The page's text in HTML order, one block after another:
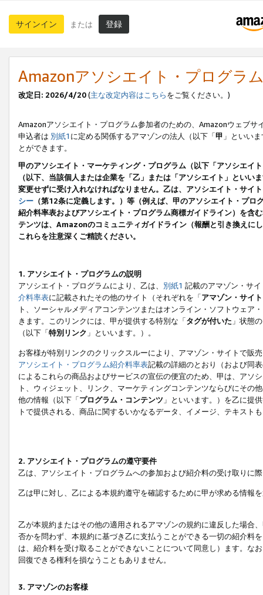
サインイン または 登録
Amazonアソシエイト・プログラ
改定日: 2026/4/20(主な改定内容はこちらをご覧ください。)
Amazonアソシエイト・プログラム参加者のための、Amazonウェブサ
申込者は 別紙1 に定める関係するアマゾンの法人（以下「甲 」といい
とができます。
甲のアソシエイト・マーケティング・プログラム（以下「アソシエイ
（以下、当該個人または企業を「乙」または「アソシエイト」とい
変更せずに受け入れなければなりません。乙は、アソシエイト・サイ
シー （第12条に定義します。）等（例えば、甲のアソシエイト・プ
紹介料率表およびアソシエイト・プログラム商標ガイドライン）を
テンツは、Amazonのコミュニティガイドライン（報酬と引き換えに
これらを注意深くご精読ください。
1. アソシエイト・プログラムの説明
アソシエイト・プログラムにより、乙は、 別紙1 記載のアマゾン・サ
介料率表に記載されたその他のサイト（それぞれを「アマゾン・サイト
ト、ソーシャルメディアコンテンツまたはオンライン・ソフトウェア
きます。このリンクには、甲が提供する特別な「タグが付いた 」状態
（以下「特別リンク 」といいます。）。
お客様が特別リンクのクリックスルーにより、アマゾン・サイトで販
アソシエイト・プログラム紹介料率表記載の詳細のとおり（および同
によるこれらの商品およびサービスの宣伝の便宜のため、甲は、アソ
ト、ウィジェット、リンク、マーケティングコンテンツならびにその
他の情報（以下「プログラム・コンテンツ 」といいます。）を乙に提
トで提供される、商品に関するいかなるデータ、イメージ、テキス
2. アソシエイト・プログラムの遵守要件
乙は、アソシエイト・プログラムへの参加および紹介料の受け取りに
乙は甲に対し、乙による本規約遵守を確認するために甲が求める情報
乙が本規約またはその他の適用されるアマゾンの規約に違反した場合
否かを問わず、本規約に基づき乙に支払うことができる一切の紹介料
は、紹介料を受け取ることができないことについて同意し）ます。な
回復できる権利を損なうこともありません。
3. アマゾンのお客様